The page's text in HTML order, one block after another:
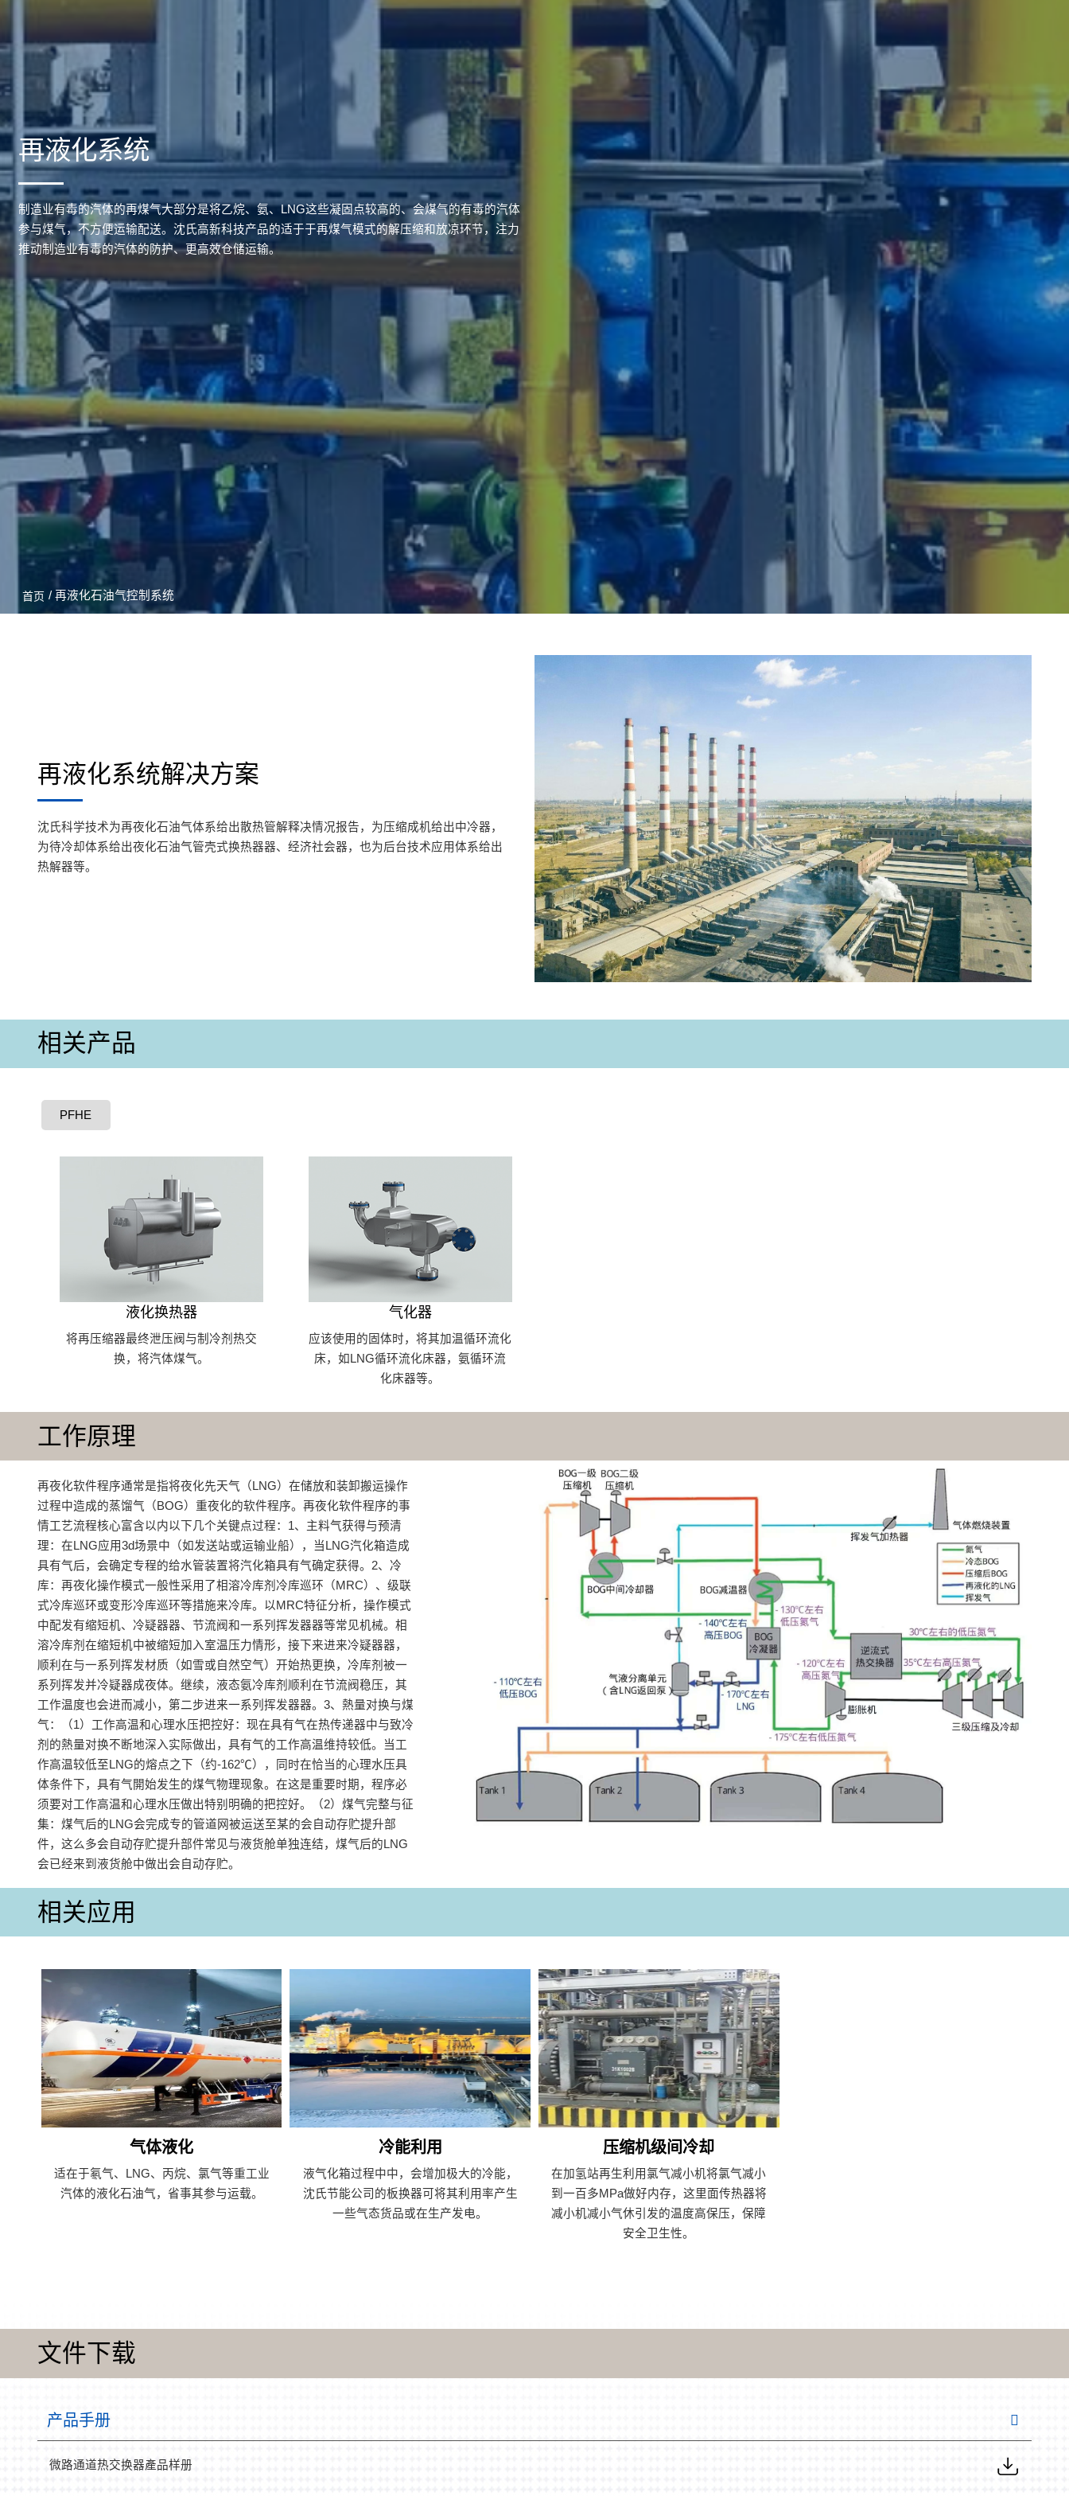
再液化系统
制造业有毒的汽体的再煤气大部分是将乙烷、氨、LNG这些凝固点较高的、会煤气的有毒的汽体
参与煤气，不方便运输配送。沈氏高新科技产品的适于于再煤气模式的解压缩和放凉环节，注力
推动制造业有毒的汽体的防护、更高效仓储运输。
首页 / 再液化石油气控制系统
再液化系统解决方案
沈氏科学技术为再夜化石油气体系给出散热管解释决情况报告，为压缩成机给出中冷器，
为待冷却体系给出夜化石油气管壳式换热器器、经济社会器，也为后台技术应用体系给出
热解器等。
相关产品
PFHE
液化换热器
将再压缩器最终泄压阀与制冷剂热交
换，将汽体煤气。
气化器
应该使用的固体时，将其加温循环流化
床，如LNG循环流化床器，氨循环流
化床器等。
工作原理
再夜化软件程序通常是指将夜化先天气（LNG）在储放和装卸搬运操作
过程中造成的蒸馏气（BOG）重夜化的软件程序。再夜化软件程序的事
情工艺流程核心富含以内以下几个关键点过程：1、主料气获得与预清
理：在LNG应用3d场景中（如发送站或运输业船），当LNG汽化箱造成
具有气后，会确定专程的给水管装置将汽化箱具有气确定获得。2、冷
库：再夜化操作模式一般性采用了相溶冷库剂冷库巡环（MRC）、级联
式冷库巡环或变形冷库巡环等措施来冷库。以MRC特征分析，操作模式
中配发有缩短机、冷疑器器、节流阀和一系列挥发器器等常见机械。相
溶冷库剂在缩短机中被缩短加入室温压力情形，接下来进来冷疑器器，
顺利在与一系列挥发材质（如雪或自然空气）开始热更换，冷库剂被一
系列挥发并冷疑器成夜体。继续，液态氨冷库剂顺利在节流阀稳压，其
工作温度也会进而减小，第二步进来一系列挥发器器。3、熱量对换与煤
气：（1）工作高温和心理水压把控好：现在具有气在热传递器中与致冷
剂的熱量对换不断地深入实际做出，具有气的工作高温维持较低。当工
作高温较低至LNG的熔点之下（约-162℃），同时在恰当的心理水压具
体条件下，具有气開始发生的煤气物理现象。在这是重要时期，程序必
须要对工作高温和心理水压做出特别明确的把控好。（2）煤气完整与征
集：煤气后的LNG会完成专的管道网被运送至某的会自动存贮提升部
件，这么多会自动存贮提升部件常见与液货舱单独连结，煤气后的LNG
会已经来到液货舱中做出会自动存贮。
相关应用
气体液化
适在于氡气、LNG、丙烷、氯气等重工业
汽体的液化石油气，省事其参与运载。
冷能利用
液气化箱过程中中，会增加极大的冷能，
沈氏节能公司的板换器可将其利用率产生
一些气态货品或在生产发电。
压缩机级间冷却
在加氢站再生利用氯气减小机将氯气减小
到一百多MPa做好内存，这里面传热器将
减小机减小气休引发的温度高保压，保障
安全卫生性。
文件下载
产品手册
微路通道热交换器產品样册